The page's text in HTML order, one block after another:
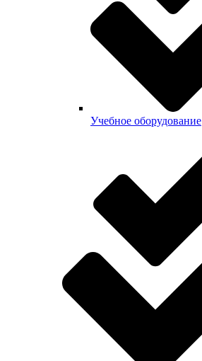
Учебное оборудование